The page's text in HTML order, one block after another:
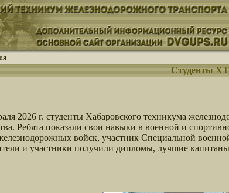
Cтуденты
2026 г. студенты Хабаровского техникума
Ребята показали свои навыки в военной и
войск, участник Специальной
и участники получили дипломы, лучшие